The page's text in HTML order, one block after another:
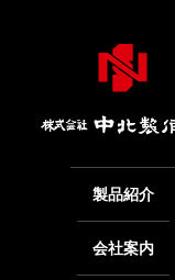
製品紹介
会社案内